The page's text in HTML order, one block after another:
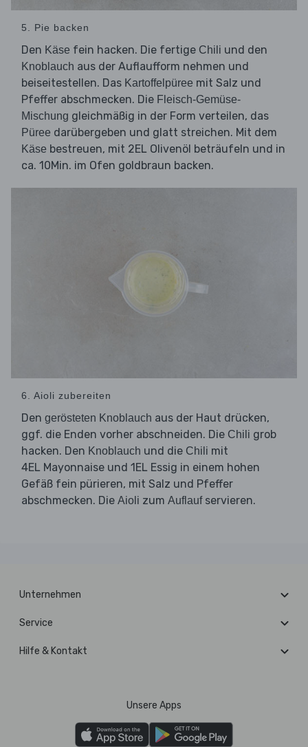
5. Pie backen
Den Käse fein hacken. Die fertige Chili und den
Knoblauch aus der Auflaufform nehmen und
beiseitestellen. Das Kartoffelpüree mit Salz und
Pfeffer abschmecken. Die Fleisch-Gemüse-
Mischung gleichmäßig in der Form verteilen, das
Püree darübergeben und glatt streichen. Mit dem
Käse bestreuen, mit 2EL Olivenöl beträufeln und in
ca. 10Min. im Ofen goldbraun backen.
6. Aioli zubereiten
Den gerösteten Knoblauch aus der Haut drücken,
ggf. die Enden vorher abschneiden. Die Chili grob
hacken. Den Knoblauch und die Chili mit
4EL Mayonnaise und 1EL Essig in einem hohen
Gefäß fein pürieren, mit Salz und Pfeffer
abschmecken. Die Aioli zum Auflaufservieren.
Unternehmen
Service
Hilfe & Kontakt
Unsere Apps